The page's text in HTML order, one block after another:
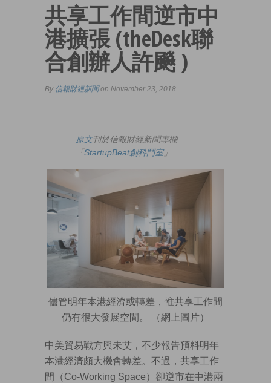
共享工作間逆市中
港擴張 (theDesk聯
合創辦人許飈 )
By 信報財經新聞on November 23, 2018
原文刊於信報財經新聞專欄
「StartupBeat創科鬥室」
儘管明年本港經濟或轉差，惟共享工作間
仍有很大發展空間。 （網上圖片）
中美貿易戰方興未艾，不少報告預料明年
本港經濟頗大機會轉差。不過，共享工作
間（Co-Working Space）卻逆市在中港兩